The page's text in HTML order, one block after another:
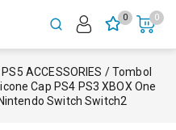
0 0
PS5 ACCESSORIES /Tombol
Cap PS4 PS3 XBOX One
Switch Switch2